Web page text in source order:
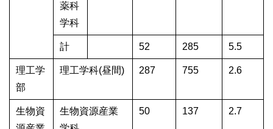
薬科
学科
計 52 285 5.5
理工学
部
理工学科(昼間) 287 755 2.6
生物資
生物資源産業
50 137 2.7